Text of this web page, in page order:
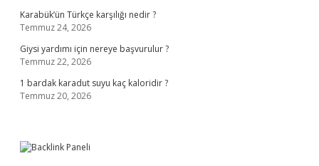
Karabük’ün Türkçe karşılığı nedir ?
Temmuz 24, 2026
Giysi yardımı için nereye başvurulur ?
Temmuz 22, 2026
1 bardak karadut suyu kaç kaloridir ?
Temmuz 20, 2026